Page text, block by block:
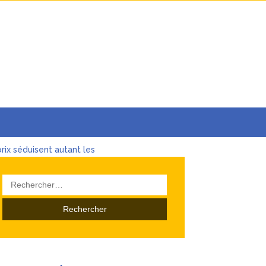
séduisent autant les
Rechercher :